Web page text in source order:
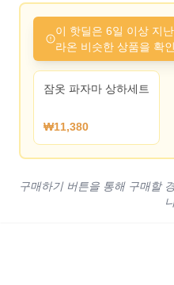
이 핫딜은 6일 이상 지
라온 비슷한 상품을 확
잠옷 파자마 상하세트
₩11,380
구매하기 버튼을 통해 구매할